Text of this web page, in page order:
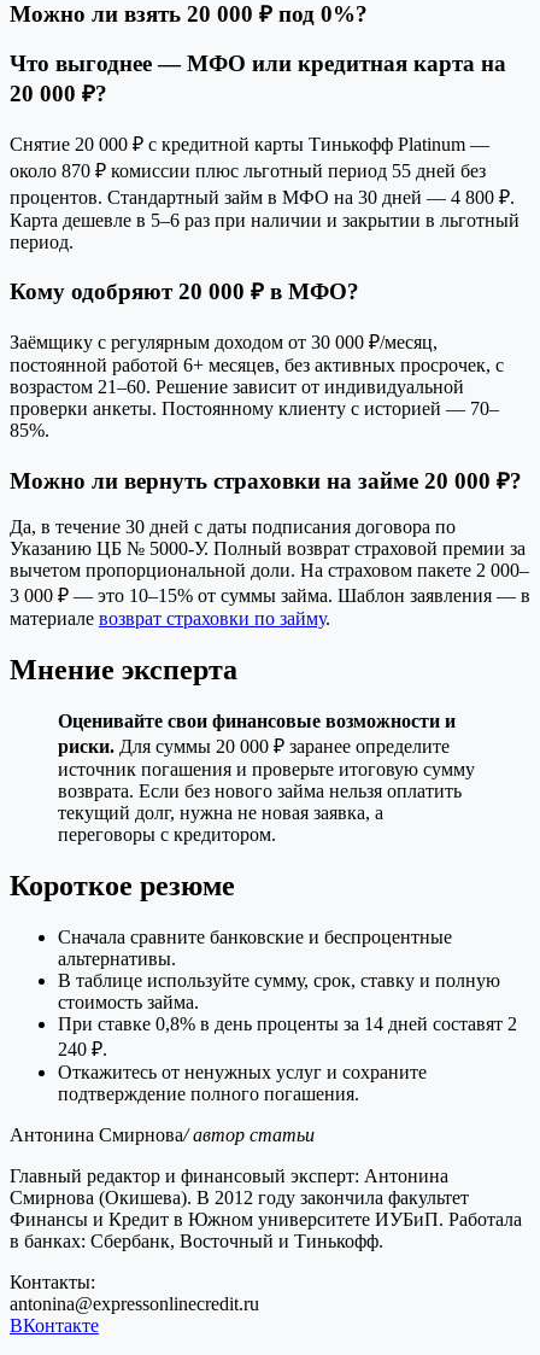
Можно ли взять 20 000 ₽ под 0%?
Что выгоднее — МФО или кредитная карта на
20 000 ₽?
Снятие 20 000 ₽ с кредитной карты Тинькофф Platinum —
около 870 ₽ комиссии плюс льготный период 55 дней без
процентов. Стандартный займ в МФО на 30 дней — 4 800 ₽.
Карта дешевле в 5–6 раз при наличии и закрытии в льготный
период.
Кому одобряют 20 000 ₽ в МФО?
Заёмщику с регулярным доходом от 30 000 ₽/месяц,
постоянной работой 6+ месяцев, без активных просрочек, с
возрастом 21–60. Решение зависит от индивидуальной
проверки анкеты. Постоянному клиенту с историей — 70–
85%.
Можно ли вернуть страховки на займе 20 000 ₽?
Да, в течение 30 дней с даты подписания договора по
Указанию ЦБ № 5000-У. Полный возврат страховой премии за
вычетом пропорциональной доли. На страховом пакете 2 000–
3 000 ₽ — это 10–15% от суммы займа. Шаблон заявления — в
материале возврат страховки по займу.
Мнение эксперта
Оценивайте свои финансовые возможности и
риски. Для суммы 20 000 ₽ заранее определите
источник погашения и проверьте итоговую сумму
возврата. Если без нового займа нельзя оплатить
текущий долг, нужна не новая заявка, а
переговоры с кредитором.
Короткое резюме
Сначала сравните банковские и беспроцентные
альтернативы.
В таблице используйте сумму, срок, ставку и полную
стоимость займа.
При ставке 0,8% в день проценты за 14 дней составят 2
240 ₽.
Откажитесь от ненужных услуг и сохраните
подтверждение полного погашения.
Антонина Смирнова/ автор статьи
Главный редактор и финансовый эксперт: Антонина
Смирнова (Окишева). В 2012 году закончила факультет
Финансы и Кредит в Южном университете ИУБиП. Работала
в банках: Сбербанк, Восточный и Тинькофф.
Контакты:
antonina@expressonlinecredit.ru
ВКонтакте